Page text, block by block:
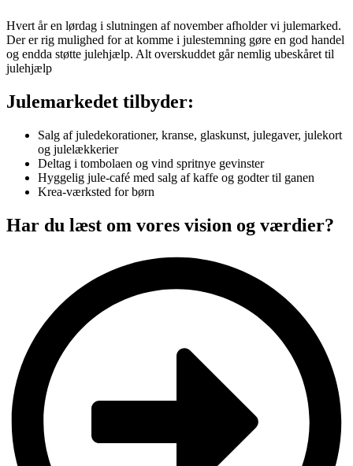
Hvert år en lørdag i slutningen af november afholder vi julemarked.
Der er rig mulighed for at komme i julestemning gøre en god handel
og endda støtte julehjælp. Alt overskuddet går nemlig ubeskåret til
julehjælp
Julemarkedet tilbyder:
Salg af juledekorationer, kranse, glaskunst, julegaver, julekort
og julelækkerier
Deltag i tombolaen og vind spritnye gevinster
Hyggelig jule-café med salg af kaffe og godter til ganen
Krea-værksted for børn
Har du læst om vores vision og værdier?